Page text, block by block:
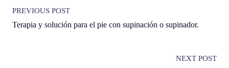
PREVIOUS POST
Terapia y solución para el pie con supinación o supinador.
NEXT POST